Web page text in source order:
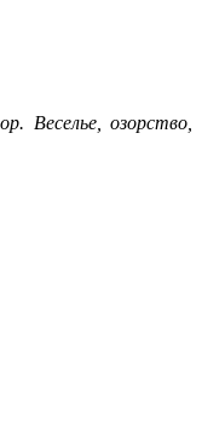
Веселье, озорство,